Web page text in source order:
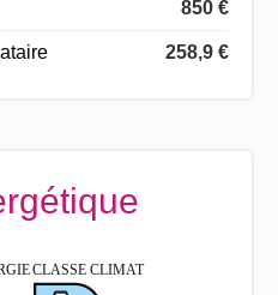
850 €
258,9 €